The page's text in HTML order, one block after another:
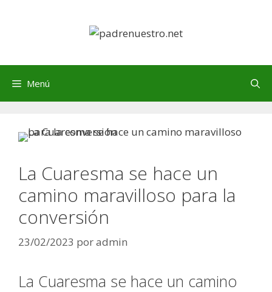
Menú
La Cuaresma se hace un
camino maravilloso para la
conversión
23/02/2023 poradmin
La Cuaresma se hace un camino